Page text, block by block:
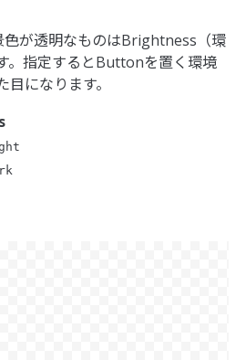
が透明なものはBrightness（環
。指定するとButtonを置く環境
になります。